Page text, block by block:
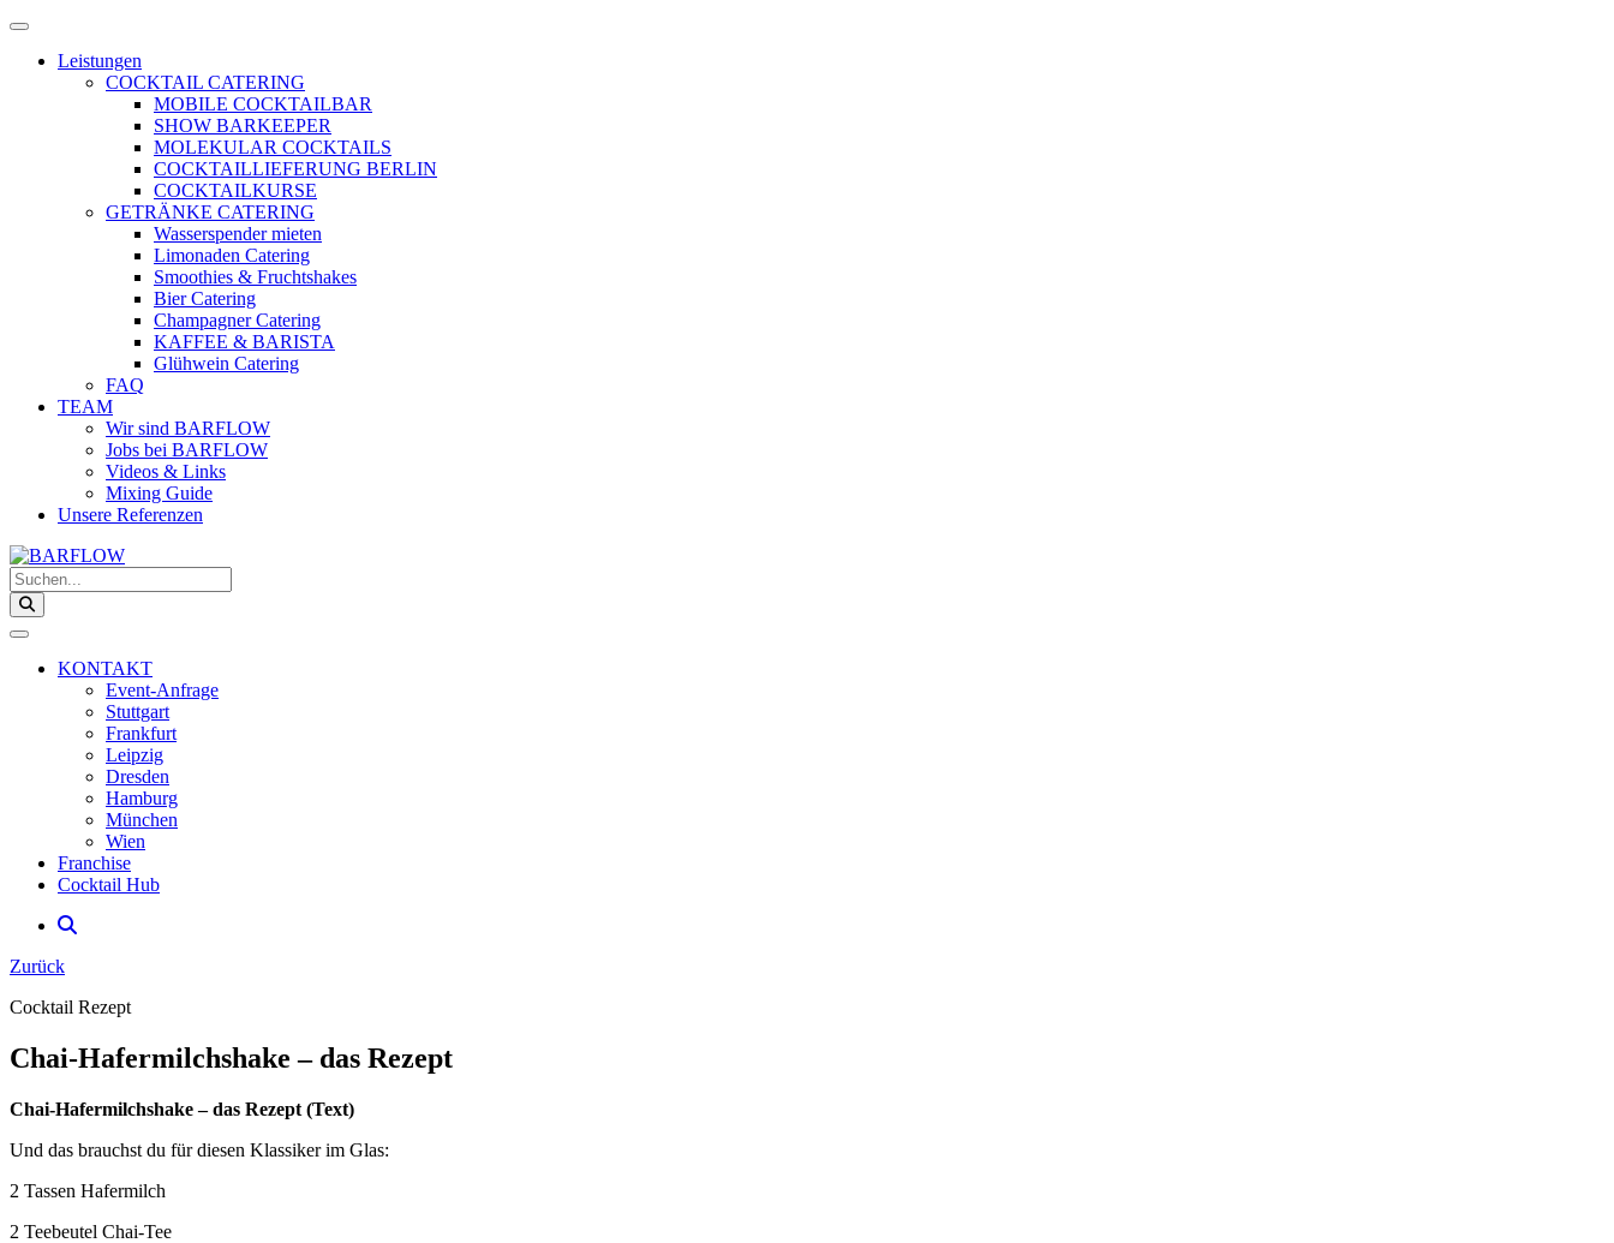
Zum
springen
Menü
öffnenLeistungen
COCKTAIL CATERING
MOBILE COCKTAILBAR
SHOW BARKEEPER
MOLEKULAR COCKTAILS
COCKTAILLIEFERUNG BERLIN
COCKTAILKURSE
GETRÄNKE CATERING
Wasserspender mieten
Limonaden Catering
Smoothies & Fruchtshakes
Bier Catering
Champagner Catering
KAFFEE & BARISTA
Glühwein Catering
FAQ
TEAM
Wir sind BARFLOW
Jobs bei BARFLOW
Videos & Links
Mixing Guide
Unsere Referenzen
Suchen...
KONTAKT
Event-Anfrage
Stuttgart
Frankfurt
Leipzig
Dresden
Hamburg
München
Wien
Franchise
Cocktail Hub
Zurück
Cocktail Rezept
Chai-Hafermilchshake – das Rezept
Chai-Hafermilchshake – das Rezept (Text)
Und das brauchst du für diesen Klassiker im Glas:
2 Tassen Hafermilch
2 Teebeutel Chai-Tee